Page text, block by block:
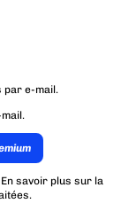
par e-mail.
En savoir plus sur la
.